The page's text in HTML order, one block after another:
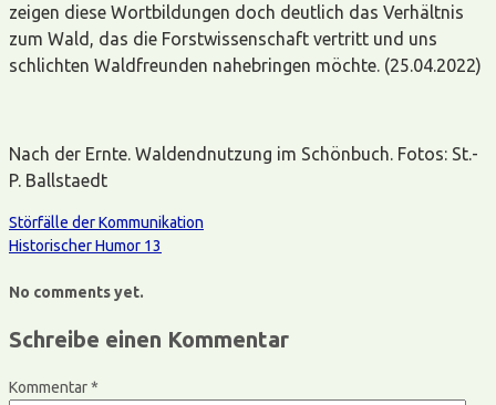
zeigen diese Wortbildungen doch deutlich das Verhältnis
zum Wald, das die Forstwissenschaft vertritt und uns
schlichten Waldfreunden nahebringen möchte. (25.04.2022)
Nach der Ernte. Waldendnutzung im Schönbuch. Fotos: St.-
P. Ballstaedt
Störfälle der Kommunikation
Historischer Humor 13
No comments yet.
Schreibe einen Kommentar
Kommentar*